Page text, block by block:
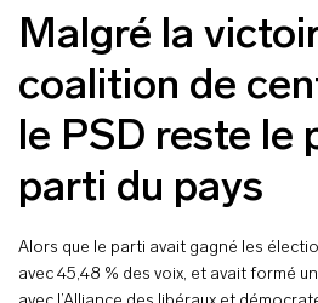
Malgré la
coalition de
le PSD reste le
parti du pays
Alors que le parti avait gagné les
avec 45,48 % des voix, et avait formé